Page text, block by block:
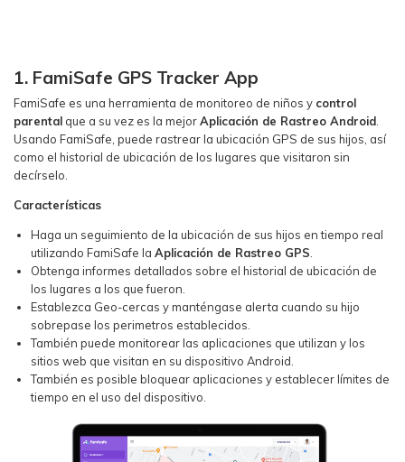
1. FamiSafe GPS Tracker App
FamiSafe es una herramienta de monitoreo de niños y control
parental que a su vez es la mejorAplicación de Rastreo Android
Usando FamiSafe, puede rastrear la ubicación GPS de sus hijos, así
como el historial de ubicación de los lugares que visitaron sin
decírselo.
Características
Haga un seguimiento de la ubicación de sus hijos en tiempo real
utilizando FamiSafe laAplicación de Rastreo GPS
Obtenga informes detallados sobre el historial de ubicación de
los lugares a los que fueron.
Establezca Geo-cercas y manténgase alerta cuando su hijo
sobrepase los perimetros establecidos.
También puede monitorear las aplicaciones que utilizan y los
sitios web que visitan en su dispositivo Android.
También es posible bloquear aplicaciones y establecer límites de
tiempo en el uso del dispositivo.